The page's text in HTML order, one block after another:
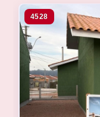
4528